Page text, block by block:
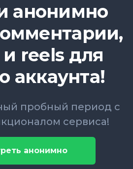
анонимно
reels для
аккаунта!
пробный период с
сервиса!
анонимно